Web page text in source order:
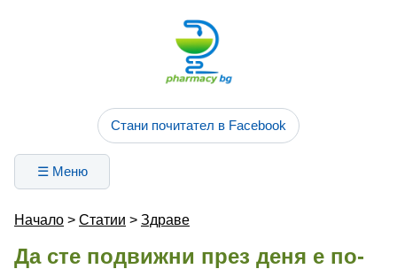
Стани почитател в Facebook
☰ Меню
Начало > Статии > Здраве
Да сте подвижни през деня е по-